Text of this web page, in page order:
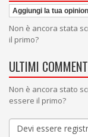
Aggiungi la tua
Non è ancora stata
il primo?
ULTIMI
Non è ancora stato
essere il primo?